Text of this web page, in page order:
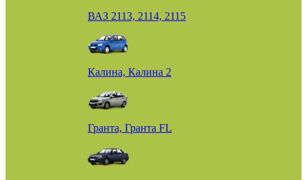
ВАЗ 2113, 2114, 2115
Калина, Калина 2
Гранта, Гранта FL